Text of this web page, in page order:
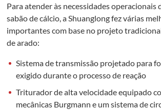
Para atender às necessidades operacionais
sabão de cálcio, a Shuanglong fez várias
importantes com base no projeto
de arado:
Sistema de transmissão projetado para
exigido durante o processo de reação
Triturador de alta velocidade equipado
mecânicas Burgmann e um sistema de